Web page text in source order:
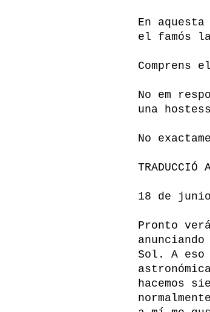
En
el famós
Comprens
No em
una
No
TRADUCCIÓ
18 de
Pronto
Sol. A eso
hacemos